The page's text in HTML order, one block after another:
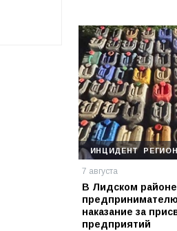
ИНЦИДЕНТ РЕГИОН
7 августа
В Лидском районе
предпринимателю
наказание за
предприятий